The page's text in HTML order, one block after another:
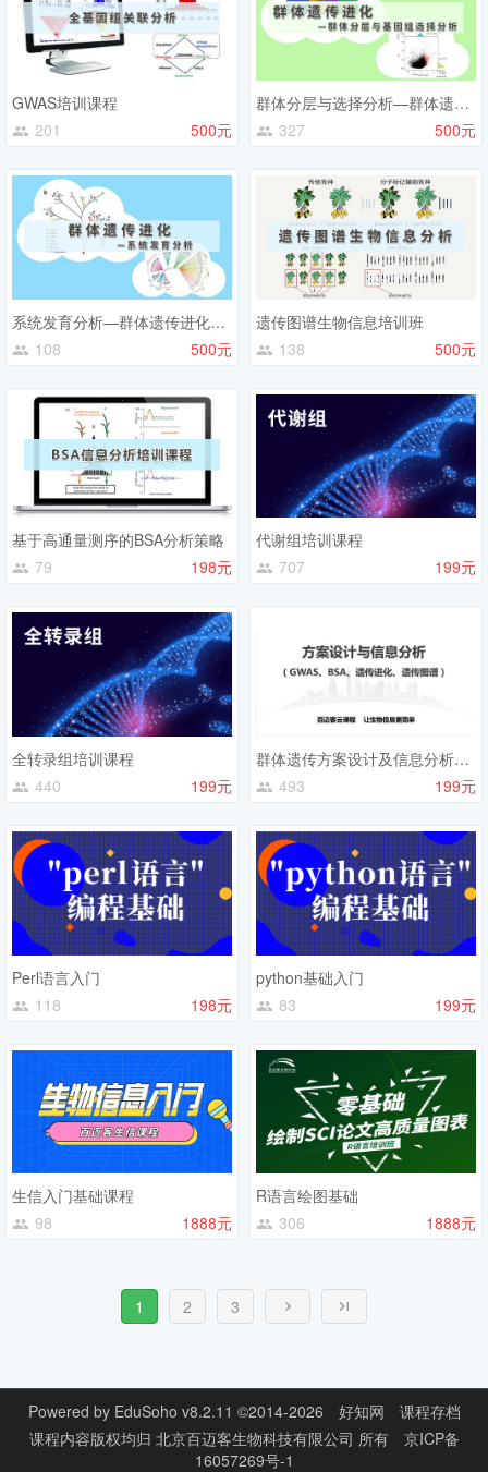
GWAS培训课程
201
500元
群体分层与选择分析—群体遗传进化生物信息课程
327
500元
系统发育分析—群体遗传进化生物信息课程
108
500元
遗传图谱生物信息培训班
138
500元
基于高通量测序的BSA分析策略
79
198元
代谢组培训课程
707
199元
全转录组培训课程
440
199元
群体遗传方案设计及信息分析培训
493
199元
Perl语言入门
118
198元
python基础入门
83
199元
生信入门基础课程
98
1888元
R语言绘图基础
306
1888元
1 2 3
Powered by EduSoho v8.2.11 ©2014-2026 好知网
课程存档
课程内容版权均归 北京百迈客生物科技有限公司 所有
京ICP备
16057269号-1